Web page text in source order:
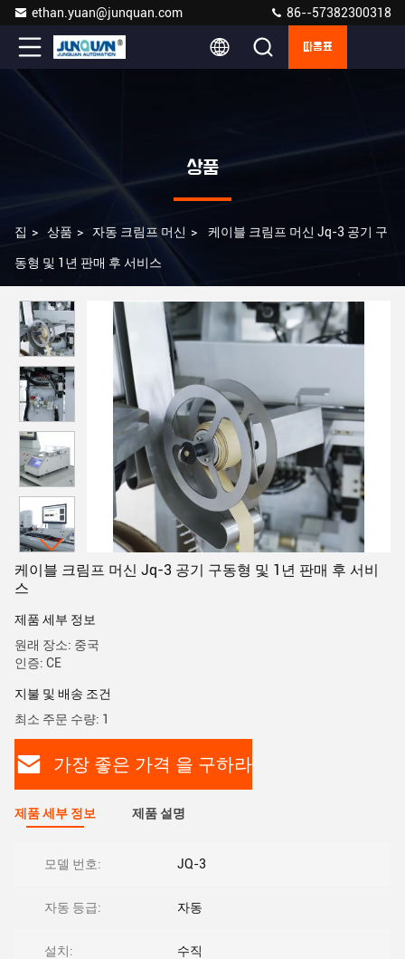
ethan.yuan@junquan.com 86--57382300318
따옴표
상품
집 > 상품 > 자동 크림프 머신 > 케이블 크림프 머신 Jq-3 공기 구
동형 및 1년 판매 후 서비스
케이블 크림프 머신 Jq-3 공기 구동형 및 1년 판매 후 서비
스
제품 세부 정보
원래 장소: 중국
인증: CE
지불 및 배송 조건
최소 주문 수량: 1
가장 좋은 가격 을 구하라
제품 세부 정보 제품 설명
모델 번호: JQ-3
자동 등급: 자동
설치: 수직